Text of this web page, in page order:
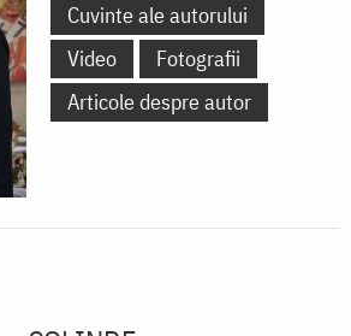
Cuvinte ale autorului
Video
Fotografii
Articole despre autor